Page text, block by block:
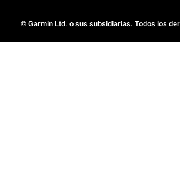
© Garmin Ltd. o sus subsidiarias. Todos los